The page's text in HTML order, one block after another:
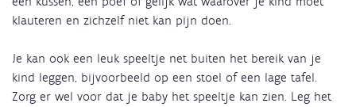
klauteren en zichzelf niet kan pijn doen.
Je kan ook een leuk speeltje net buiten het bereik van je
kind leggen, bijvoorbeeld op een stoel of een lage tafel.
Zorg er wel voor dat je baby het speeltje kan zien. Leg het